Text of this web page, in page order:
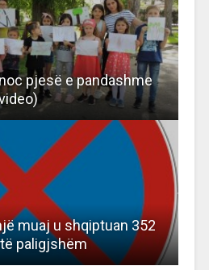
pjesë e pandashme
muaj u shqiptuan 352
paligjshëm